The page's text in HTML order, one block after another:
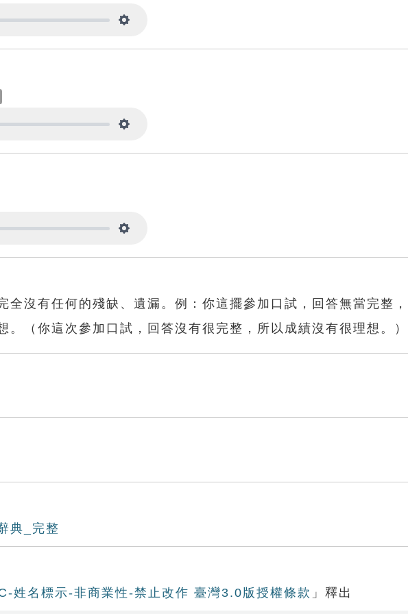
全沒有任何的殘缺、遺漏。例：你這擺參加口試，回答無當完整，
。（你這次參加口試，回答沒有很完整，所以成績沒有很理想。）
典_完整
姓名標示-非商業性-禁止改作 臺灣3.0版授權條款 」釋出